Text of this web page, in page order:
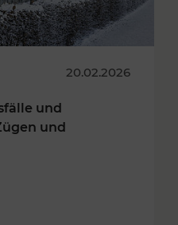
20.02.2026
und
und